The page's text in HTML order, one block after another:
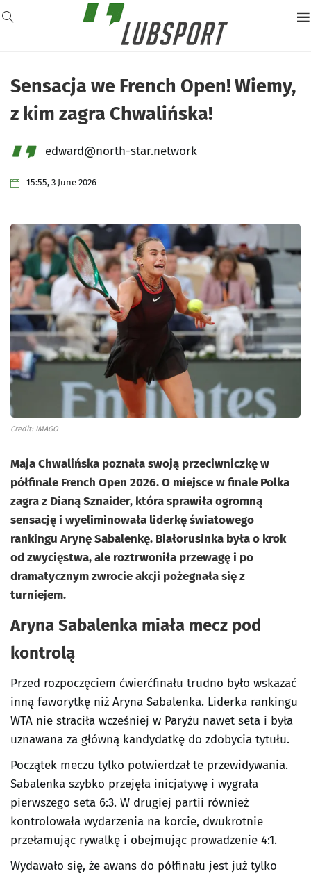
Sensacja we French Open! Wiemy,
z kim zagra Chwalińska!
edward@north-star.network
15:55, 3 June 2026
Credit: IMAGO
Maja Chwalińska poznała swoją przeciwniczkę w
półfinale French Open 2026. O miejsce w finale Polka
zagra z Dianą Sznaider, która sprawiła ogromną
sensację i wyeliminowała liderkę światowego
rankingu Arynę Sabalenkę. Białorusinka była o krok
od zwycięstwa, ale roztrwoniła przewagę i po
dramatycznym zwrocie akcji pożegnała się z
turniejem.
Aryna Sabalenka miała mecz pod
kontrolą
Przed rozpoczęciem ćwierćfinału trudno było wskazać
inną faworytkę niż Aryna Sabalenka. Liderka rankingu
WTA nie straciła wcześniej w Paryżu nawet seta i była
uznawana za główną kandydatkę do zdobycia tytułu.
Początek meczu tylko potwierdzał te przewidywania.
Sabalenka szybko przejęła inicjatywę i wygrała
pierwszego seta 6:3. W drugiej partii również
kontrolowała wydarzenia na korcie, dwukrotnie
przełamując rywalkę i obejmując prowadzenie 4:1.
Wydawało się, że awans do półfinału jest już tylko